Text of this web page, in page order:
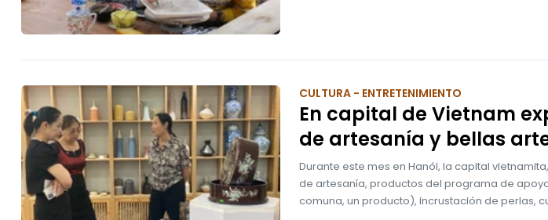
CULTURA - ENTRETENIMIENTO
En capital de Vietnam
de artesanía y bellas
Durante este mes en Hanói, la capital
de artesanía, productos del programa de
comuna, un producto), incrustación de perlas,